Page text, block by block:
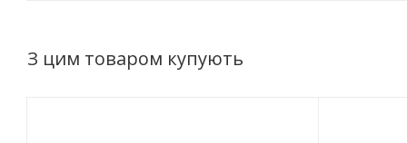
З цим товаром купують